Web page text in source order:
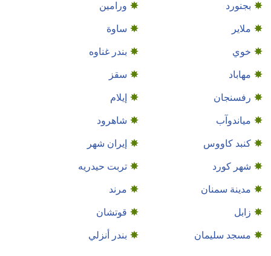
بجنورد
ورامین
ملاير
ساوة
خوي
بندر غناوه
مهاباد
سقز
رفسنجان
إيلام
مياندوآب
شاهرود
كنبد كاووس
إيران شهر
شهر كورد
تربت حيدريه
مدينة سمنان
مرند
زابل
قوتشان
مسجد سليمان
بندر أنزلي